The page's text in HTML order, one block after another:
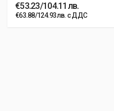
€53.23/104.11лв.
€63.88/124.93лв. с ДДС